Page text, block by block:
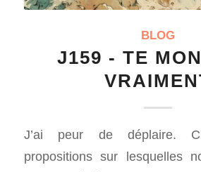
BLOG
J159 - TE
J’ai peur de déplaire.
propositions sur lesquelles